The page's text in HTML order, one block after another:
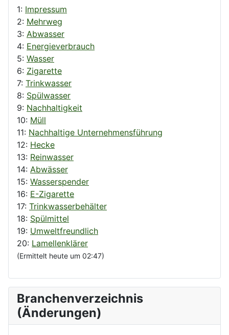
1: Impressum
2: Mehrweg
3: Abwasser
4: Energieverbrauch
5: Wasser
6: Zigarette
7: Trinkwasser
8: Spülwasser
9: Nachhaltigkeit
10: Müll
11: Nachhaltige Unternehmensführung
12: Hecke
13: Reinwasser
14: Abwässer
15: Wasserspender
16: E-Zigarette
17: Trinkwasserbehälter
18: Spülmittel
19: Umweltfreundlich
20: Lamellenklärer
(Ermittelt heute um 02:47)
Branchenverzeichnis
(Änderungen)